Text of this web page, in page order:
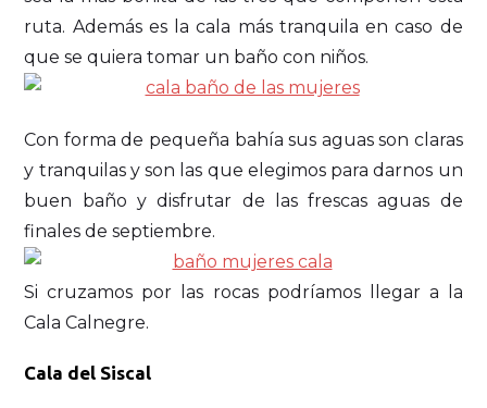
ruta. Además es la cala más tranquila en caso de
que se quiera tomar un baño con niños.
Con forma de pequeña bahía sus aguas son claras
y tranquilas y son las que elegimos para darnos un
buen baño y disfrutar de las frescas aguas de
finales de septiembre.
Si cruzamos por las rocas podríamos llegar a la
Cala Calnegre.
Cala del Siscal